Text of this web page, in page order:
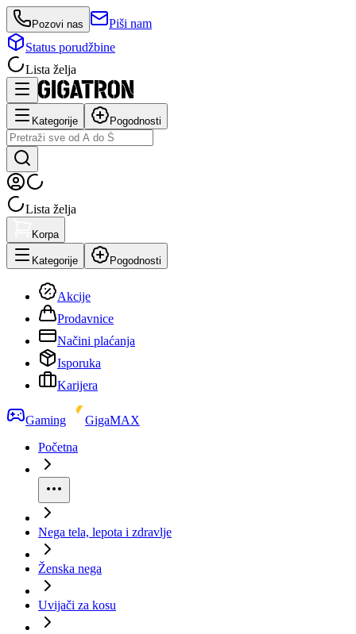
Pozovi nas
Piši nam
Status porudžbine
Lista želja
Kategorije Pogodnosti
Lista želja
Korpa
Kategorije Pogodnosti
Akcije
Prodavnice
Načini plaćanja
Isporuka
Karijera
Gaming
GigaMAX
Početna
Nega tela, lepota i zdravlje
Ženska nega
Uvijači za kosu